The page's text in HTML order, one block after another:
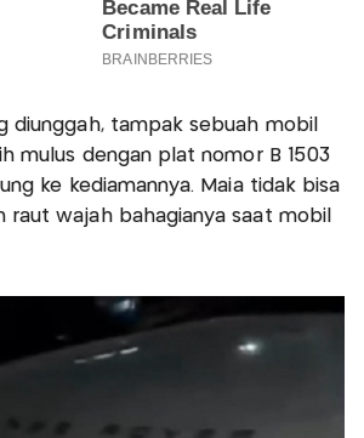
diunggah, tampak sebuah mobil
mulus dengan plat nomor B 1503
ke kediamannya. Maia tidak bisa
raut wajah bahagianya saat mobil